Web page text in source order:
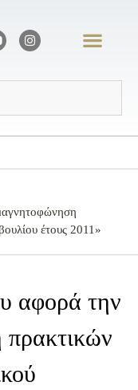
έτους 2011»
αφορά την